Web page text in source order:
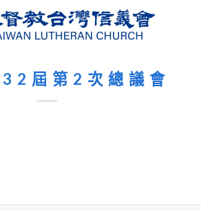
屆第2次總議會